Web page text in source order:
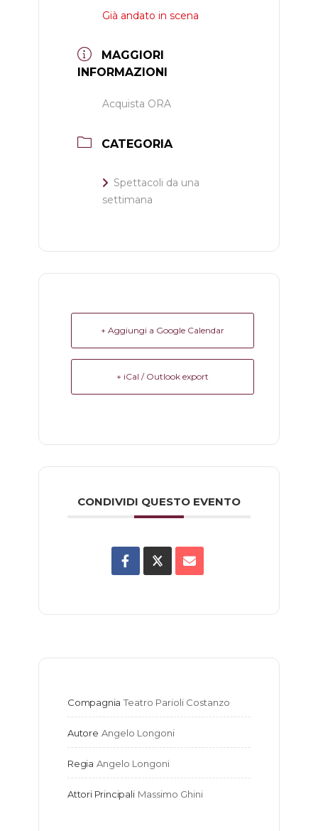
Già andato in scena
MAGGIORI
INFORMAZIONI
Acquista ORA
CATEGORIA
Spettacoli da una
settimana
+ Aggiungi a Google Calendar
+ iCal / Outlook export
CONDIVIDI QUESTO EVENTO
Compagnia Teatro Parioli Costanzo
Autore Angelo Longoni
Regia Angelo Longoni
Attori Principali Massimo Ghini